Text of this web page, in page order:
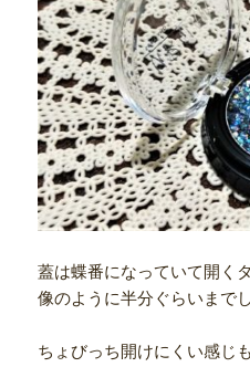
蓋は蝶番になっていて開く
像のように半分ぐらいまで
ちょびっち開けにくい感じ